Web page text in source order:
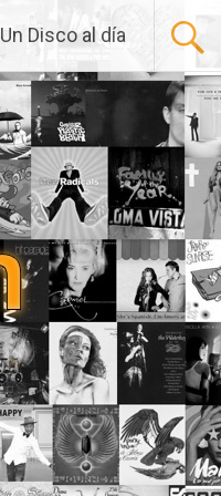
Un Disco al día